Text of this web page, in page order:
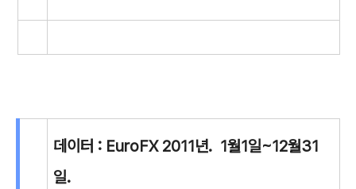
데이터 : EuroFX 2011년. 1월1일~12월31
일.